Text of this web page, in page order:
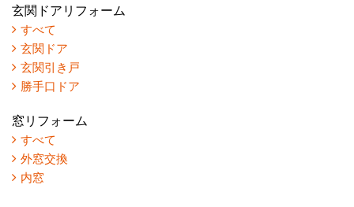
玄関ドアリフォーム
すべて
玄関ドア
玄関引き戸
勝手口ドア
窓リフォーム
すべて
外窓交換
内窓